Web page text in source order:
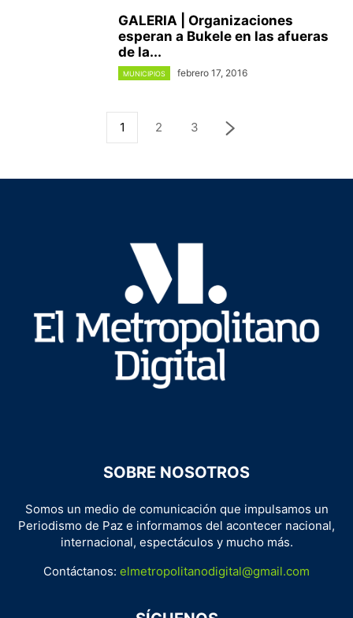
GALERIA | Organizaciones
esperan a Bukele en las afueras
de la...
MUNICIPIOS febrero 17, 2016
1 2 3
SOBRE NOSOTROS
Somos un medio de comunicación que impulsamos un
Periodismo de Paz e informamos del acontecer nacional,
internacional, espectáculos y mucho más.
Contáctanos: elmetropolitanodigital@gmail.com